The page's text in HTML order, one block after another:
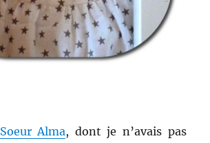
Soeur Alma, dont je n’avais pas